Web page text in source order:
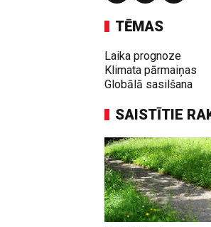
TĒMAS
Laika prognoze
Klimata pārmaiņas
Globālā sasilšana
SAISTĪTIE